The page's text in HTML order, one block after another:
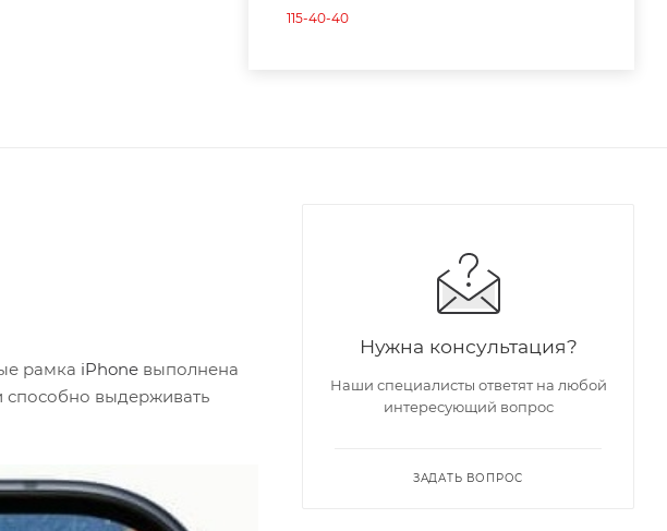
115-40-40
рамка iPhone выполнена
способно выдерживать
Нужна консультация?
Наши специалисты ответят на любой
интересующий вопрос
ЗАДАТЬ ВОПРОС